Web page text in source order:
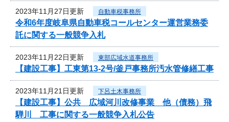
2023年11月27日更新 自動車税事務所
令和6年度岐阜県自動車税コールセンター運営業務委
託に関する一般競争入札
2023年11月22日更新 東部広域水道事務所
【建設工事】工東第13-2号/釜戸事務所汚水管修繕工事
2023年11月21日更新 下呂土木事務所
【建設工事】公共 広域河川改修事業 他（債務）飛
騨川 工事に関する一般競争入札公告